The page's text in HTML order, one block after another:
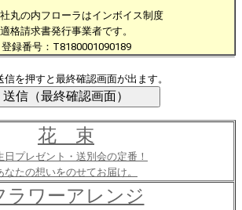
丸の内フローラはインボイス制度
適格請求書発行事業者です。
登録番号：T8180001090189
信を押すと最終確認画面が出ます。
花 束
日プレゼント・送別会の定番！
なたの想いをのせてお届け。
ラワーアレンジ